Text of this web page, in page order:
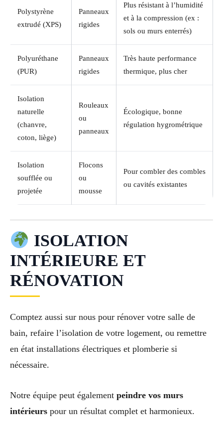
Polystyrène
extrudé (XPS)
Panneaux
rigides
Plus résistant à l’humidité
et à la compression (ex :
sols ou murs enterrés)
Polyuréthane
(PUR)
Panneaux
rigides
Très haute performance
thermique, plus cher
Isolation
naturelle
(chanvre,
coton, liège)
Rouleaux
ou
panneaux
Écologique, bonne
régulation hygrométrique
Isolation
soufflée ou
projetée
Flocons
ou
mousse
Pour combler des combles
ou cavités existantes
ISOLATION
INTÉRIEURE ET
RÉNOVATION
Comptez aussi sur nous pour rénover votre salle de
bain, refaire l’isolation de votre logement, ou remettre
en état installations électriques et plomberie si
nécessaire.
Notre équipe peut également peindre vos murs
intérieurs pour un résultat complet et harmonieux.